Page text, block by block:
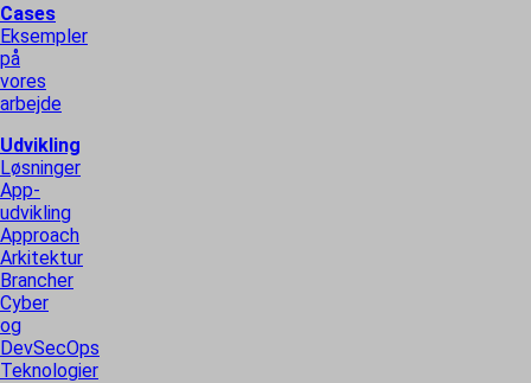
Cases
Eksempler
på
vores
arbejde
Udvikling
Løsninger
App-
udvikling
Approach
Arkitektur
Brancher
Cyber
og
DevSecOps
Teknologier